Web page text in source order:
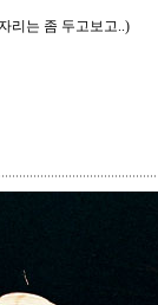
리는 좀 두고보고..)